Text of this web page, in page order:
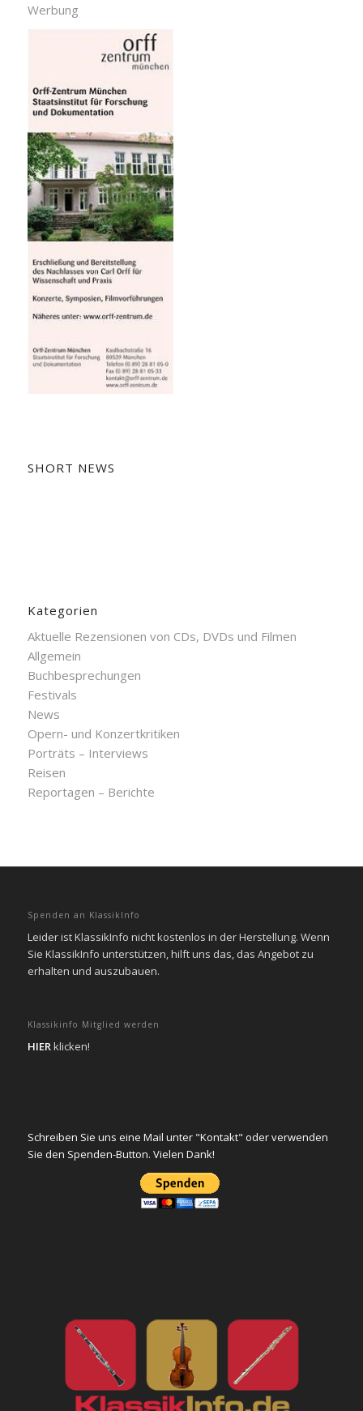
Werbung
SHORT NEWS
Kategorien
Aktuelle Rezensionen von CDs, DVDs und Filmen
Allgemein
Buchbesprechungen
Festivals
News
Opern- und Konzertkritiken
Porträts – Interviews
Reisen
Reportagen – Berichte
Spenden an KlassikInfo
Leider ist KlassikInfo nicht kostenlos in der Herstellung. Wenn
Sie KlassikInfo unterstützen, hilft uns das, das Angebot zu
erhalten und auszubauen.
Klassikinfo Mitglied werden
HIERklicken!
Schreiben Sie uns eine Mail unter "Kontakt" oder verwenden
Sie den Spenden-Button. Vielen Dank!